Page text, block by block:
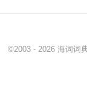
©2003 - 2026 海词词